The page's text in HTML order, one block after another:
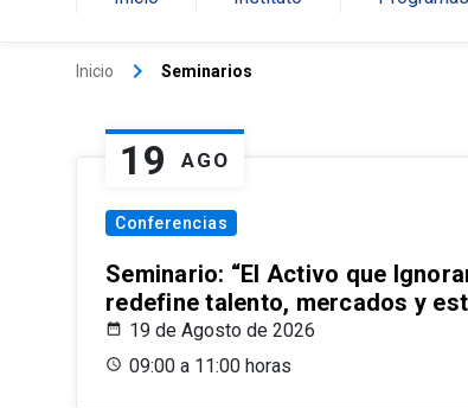
Inicio keyboard_arrow_right Seminarios
19 AGO
Conferencias
Seminario: “El Activo que
redefine talento, mercados y
19 de Agosto de 2026
09:00 a 11:00 horas